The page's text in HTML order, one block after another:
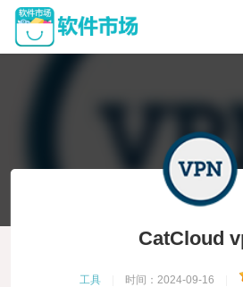
CatCloud
工具 时间：2024-09-16